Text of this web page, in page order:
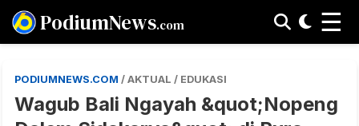
PodiumNews.com ☰
PODIUMNEWS.COM / AKTUAL / EDUKASI
Wagub Bali Ngayah &quot;Nopeng